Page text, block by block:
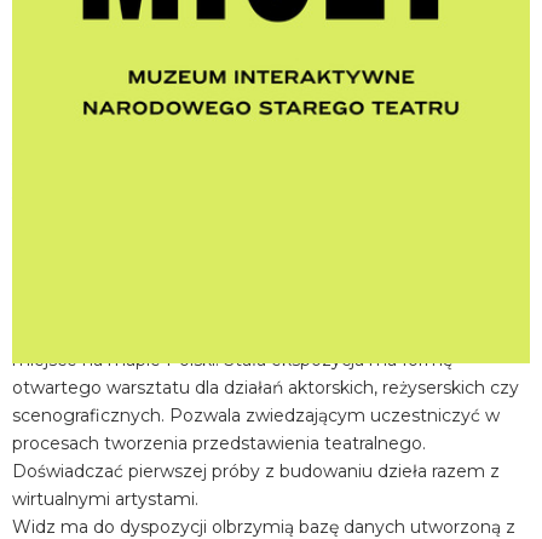
Kraków
data i godzina:
29.07.2026, g. 13:15
miejsce na mapie Polski. Stała ekspozycja ma formę
otwartego warsztatu dla działań aktorskich, reżyserskich czy
scenograficznych. Pozwala zwiedzającym uczestniczyć w
procesach tworzenia przedstawienia teatralnego.
Doświadczać pierwszej próby z budowaniu dzieła razem z
wirtualnymi artystami.
Widz ma do dyspozycji olbrzymią bazę danych utworzoną z